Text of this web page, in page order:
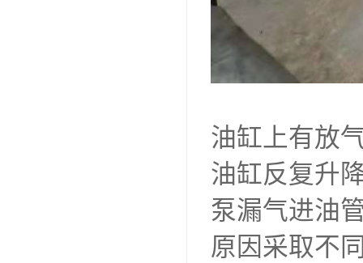
油缸上有放
油缸反复升
泵漏气进油
原因采取不